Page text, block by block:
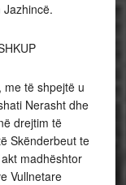
me të shpejtë u
Nerasht dhe
drejtim të
Skënderbeut te
madhështor
Vullnetare